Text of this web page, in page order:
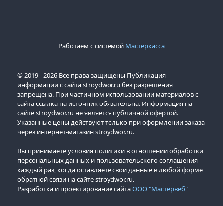
Работаем с системой Мастеркасса
© 2019 - 2026 Все права защищены Публикация
информации с сайта stroydwor.ru без разрешения
запрещена. При частичном использовании материалов с
сайта ссылка на источник обязательна. Информация на
сайте stroydwor.ru не является публичной офертой.
Указанные цены действуют только при оформлении заказа
через интернет-магазин stroydwor.ru.
Вы принимаете условия политики в отношении обработки
персональных данных и пользовательского соглашения
каждый раз, когда оставляете свои данные в любой форме
обратной связи на сайте stroydwor.ru.
Разработка и проектирование сайтаООО "Мастервеб"